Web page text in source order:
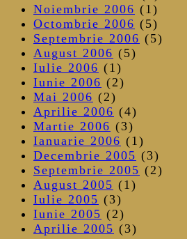
Noiembrie 2006 (1)
Octombrie 2006 (5)
Septembrie 2006 (5)
August 2006 (5)
Iulie 2006 (1)
Iunie 2006 (2)
Mai 2006 (2)
Aprilie 2006 (4)
Martie 2006 (3)
Ianuarie 2006 (1)
Decembrie 2005 (3)
Septembrie 2005 (2)
August 2005 (1)
Iulie 2005 (3)
Iunie 2005 (2)
Aprilie 2005 (3)